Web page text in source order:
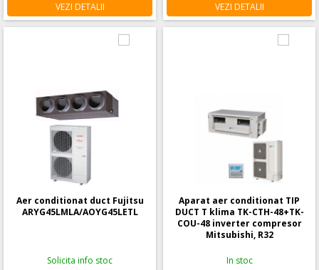
VEZI DETALII VEZI DETALII
Aer conditionat duct Fujitsu
ARYG45LMLA/AOYG45LETL
Solicita info stoc
Aparat aer conditionat TIP
DUCT T klima TK-CTH-48+TK-
COU-48 inverter compresor
Mitsubishi, R32
In stoc